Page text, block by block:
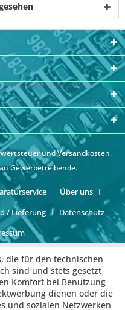
undVersandkosten.
Gewerbetreibende.
Über uns
/ Lieferung
Datenschutz
die für den technischen
sind und stets gesetzt
Komfort bei Benutzung
dienen oder die
und sozialen Netzwerken